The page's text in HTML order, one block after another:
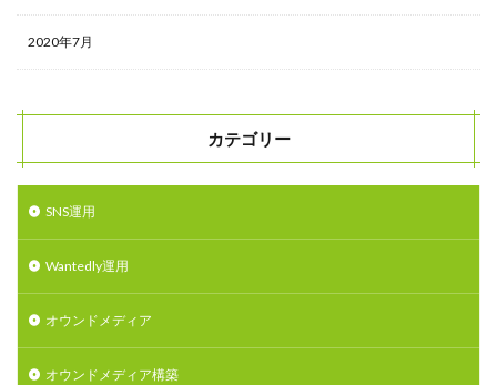
2020年7月
カテゴリー
SNS運用
Wantedly運用
オウンドメディア
オウンドメディア構築